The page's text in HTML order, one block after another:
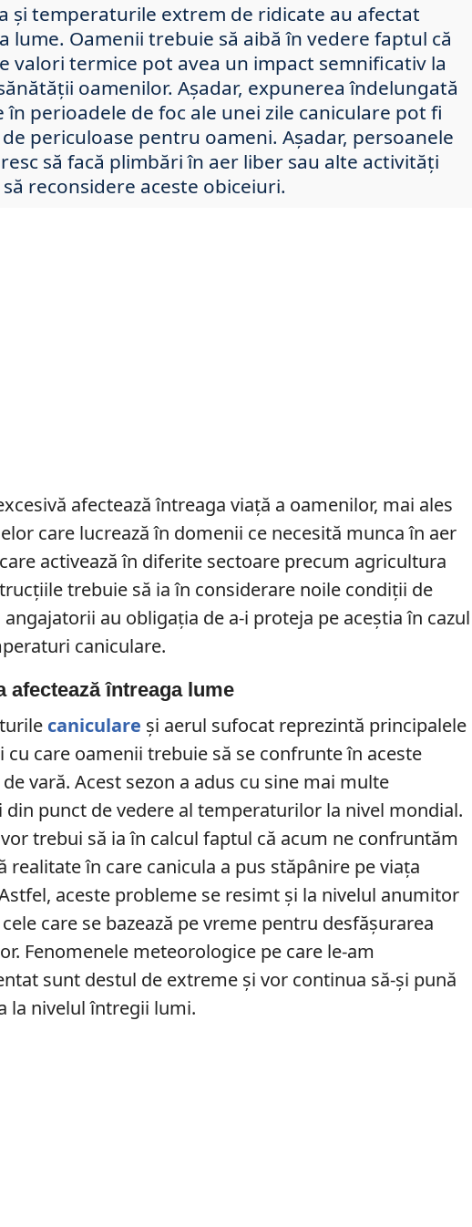
și temperaturile extrem de ridicate au afectat
lume. Oamenii trebuie să aibă în vedere faptul că
valori termice pot avea un impact semnificativ la
oamenilor. Așadar, expunerea îndelungată
în perioadele de foc ale unei zile caniculare pot fi
periculoase pentru oameni. Așadar, persoanele
să facă plimbări în aer liber sau alte activități
reconsidere aceste obiceiuri.
afectează întreaga viață a oamenilor, mai ales
care lucrează în domenii ce necesită munca în aer
activează în diferite sectoare precum agricultura
trebuie să ia în considerare noile condiții de
au obligația de a-i proteja pe aceștia în cazul
caniculare.
afectează întreaga lume
caniculare și aerul sufocat reprezintă principalele
cu care oamenii trebuie să se confrunte în aceste
vară. Acest sezon a adus cu sine mai multe
din punct de vedere al temperaturilor la nivel mondial.
trebui să ia în calcul faptul că acum ne confruntăm
realitate în care canicula a pus stăpânire pe viața
aceste probleme se resimt și la nivelul anumitor
care se bazează pe vreme pentru desfășurarea
Fenomenele meteorologice pe care le-am
sunt destul de extreme și vor continua să-și pună
la nivelul întregii lumi.